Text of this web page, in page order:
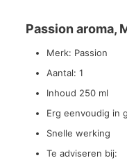
Passion aroma,
Merk: Passion
Aantal: 1
Inhoud 250 ml
Erg eenvoudig in
Snelle werking
Te adviseren bij: